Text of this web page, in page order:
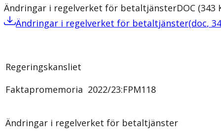
Ändringar i regelverket för betaltjänsterDOC (343
Ändringar i regelverket för betaltjänster(doc,
Regeringskansliet
Faktapromemoria 2022/23:FPM118
Ändringar i regelverket för betaltjänster